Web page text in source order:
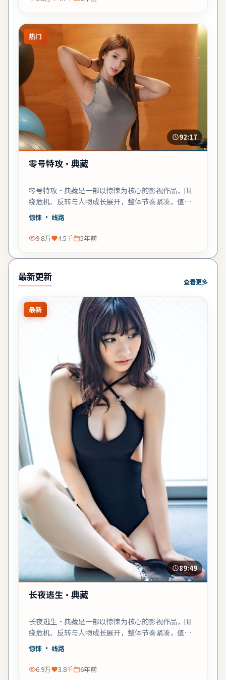
热门
92:17
零号特攻·典藏
零号特攻·典藏是一部以惊悚为核心的影视作品，围
绕危机、反转与人物成长展开，整体节奏紧凑，值得
推荐观看。
惊悚 · 线路
9.8万 4.5千 5年前
最新更新 查看更多
最新
89:49
长夜逃生·典藏
长夜逃生·典藏是一部以惊悚为核心的影视作品，围
绕危机、反转与人物成长展开，整体节奏紧凑，值得
推荐观看。
惊悚 · 线路
6.9万 3.8千 6年前